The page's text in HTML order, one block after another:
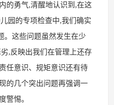
的勇气,清醒地认识到,在这
园的专项检查中,我们确实
。这些问题虽然发生在少
,反映出我们在管理上还存
任意识、规矩意识还有待
的几个突出问题再强调一
警惕。